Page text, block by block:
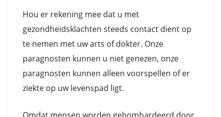
Hou er rekening mee dat u met
gezondheidsklachten steeds contact dient op
te nemen met uw arts of dokter. Onze
paragnosten kunnen u niet genezen, onze
paragnosten kunnen alleen voorspellen of er
ziekte op uw levenspad ligt.